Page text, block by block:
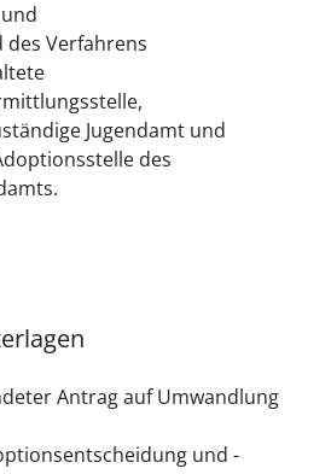
Verfahrens
Jugendamt und
des
Antrag auf Umwandlung
und -